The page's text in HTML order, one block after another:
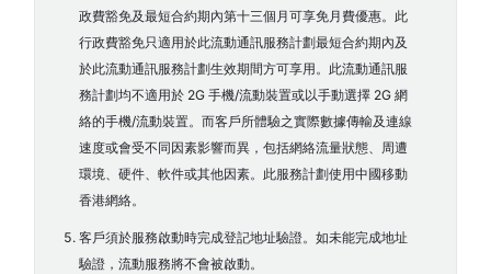
政費豁免及最短合約期內第十三個月可享免月費優惠。此
行政費豁免只適用於此流動通訊服務計劃最短合約期內及
於此流動通訊服務計劃生效期間方可享用。此流動通訊服
務計劃均不適用於 2G 手機/流動裝置或以手動選擇 2G 網
絡的手機/流動裝置。而客戶所體驗之實際數據傳輸及連線
速度或會受不同因素影響而異，包括網絡流量狀態、周遭
環境、硬件、軟件或其他因素。此服務計劃使用中國移動
香港網絡。
客戶須於服務啟動時完成登記地址驗證。如未能完成地址
驗證，流動服務將不會被啟動。